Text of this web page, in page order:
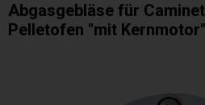
Abgasgebläse für
Pelletofen "mit Kernmotor"